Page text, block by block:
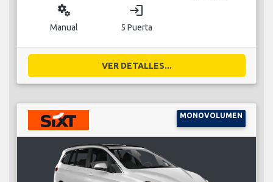
miscellaneous_services
Manual
login
5 Puerta
VER DETALLES...
MONOVOLUMEN